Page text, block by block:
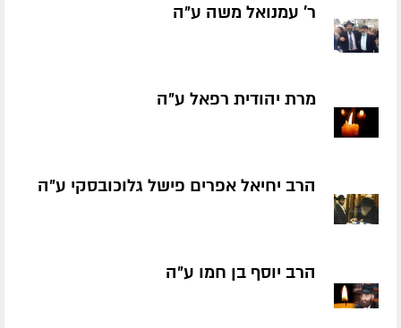
ר' עמנואל משה ע״ה
מרת יהודית רפאל ע״ה
הרב יחיאל אפרים פישל גלוכובסקי ע״ה
הרב יוסף בן חמו ע״ה